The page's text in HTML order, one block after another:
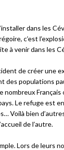
dans les
c’est
à venir dans les
de créer une
des populations
Le refuge est
Voilà bien
de l’autre.
Lors de leurs